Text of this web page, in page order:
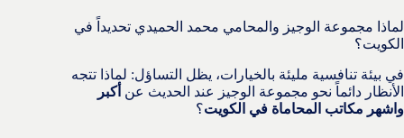
لماذا مجموعة الوجيز والمحامي محمد الحميدي تحديداً في
الكويت؟
في بيئة تنافسية مليئة بالخيارات، يظل التساؤل: لماذا تتجه
الأنظار دائماً نحو مجموعة الوجيز عند الحديث عن أكبر
واشهر مكاتب المحاماة في الكويت؟